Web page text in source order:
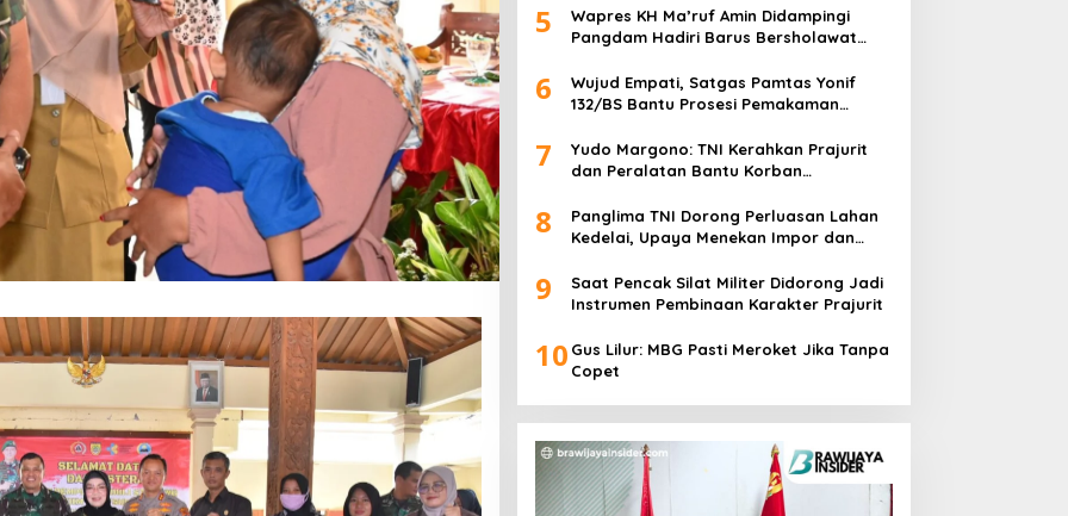
5
Wapres KH Ma’ruf Amin Didampingi
Pangdam Hadiri Barus Bersholawat
6
Wujud Empati, Satgas Pamtas Yonif
132/BS Bantu Prosesi Pemakaman
7
Yudo Margono: TNI Kerahkan Prajurit
dan Peralatan Bantu Korban
8
Panglima TNI Dorong Perluasan Lahan
Kedelai, Upaya Menekan Impor dan
9
Saat Pencak Silat Militer Didorong Jadi
Instrumen Pembinaan Karakter Prajurit
10 Gus Lilur: MBG Pasti Meroket Jika Tanpa
Copet